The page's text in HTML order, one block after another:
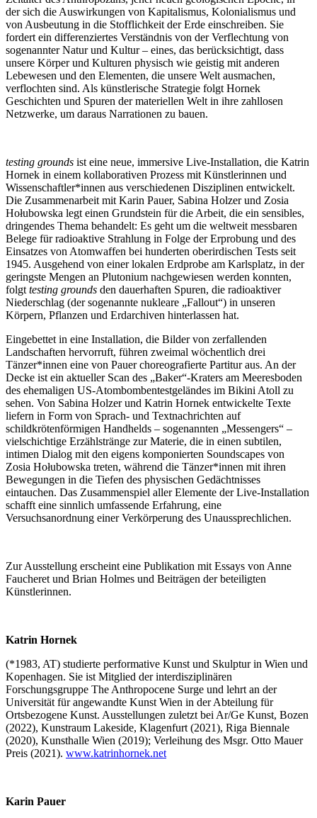
der sich die Auswirkungen von Kapitalismus, Kolonialismus und
von Ausbeutung in die Stofflichkeit der Erde einschreiben. Sie
fordert ein differenziertes Verständnis von der Verflechtung von
sogenannter Natur und Kultur – eines, das berücksichtigt, dass
unsere Körper und Kulturen physisch wie geistig mit anderen
Lebewesen und den Elementen, die unsere Welt ausmachen,
verflochten sind. Als künstlerische Strategie folgt Hornek
Geschichten und Spuren der materiellen Welt in ihre zahllosen
Netzwerke, um daraus Narrationen zu bauen.
testing grounds ist eine neue, immersive Live-Installation, die Katrin
Hornek in einem kollaborativen Prozess mit Künstlerinnen und
Wissenschaftler*innen aus verschiedenen Disziplinen entwickelt.
Die Zusammenarbeit mit Karin Pauer, Sabina Holzer und Zosia
Hołubowska legt einen Grundstein für die Arbeit, die ein sensibles,
dringendes Thema behandelt: Es geht um die weltweit messbaren
Belege für radioaktive Strahlung in Folge der Erprobung und des
Einsatzes von Atomwaffen bei hunderten oberirdischen Tests seit
1945. Ausgehend von einer lokalen Erdprobe am Karlsplatz, in der
geringste Mengen an Plutonium nachgewiesen werden konnten,
folgt testing grounds den dauerhaften Spuren, die radioaktiver
Niederschlag (der sogenannte nukleare „Fallout“) in unseren
Körpern, Pflanzen und Erdarchiven hinterlassen hat.
Eingebettet in eine Installation, die Bilder von zerfallenden
Landschaften hervorruft, führen zweimal wöchentlich drei
Tänzer*innen eine von Pauer choreografierte Partitur aus. An der
Decke ist ein aktueller Scan des „Baker“-Kraters am Meeresboden
des ehemaligen US-Atombombentestgeländes im Bikini Atoll zu
sehen. Von Sabina Holzer und Katrin Hornek entwickelte Texte
liefern in Form von Sprach- und Textnachrichten auf
schildkrötenförmigen Handhelds – sogenannten „Messengers“ –
vielschichtige Erzählstränge zur Materie, die in einen subtilen,
intimen Dialog mit den eigens komponierten Soundscapes von
Zosia Hołubowska treten, während die Tänzer*innen mit ihren
Bewegungen in die Tiefen des physischen Gedächtnisses
eintauchen. Das Zusammenspiel aller Elemente der Live-Installation
schafft eine sinnlich umfassende Erfahrung, eine
Versuchsanordnung einer Verkörperung des Unaussprechlichen.
Zur Ausstellung erscheint eine Publikation mit Essays von Anne
Faucheret und Brian Holmes und Beiträgen der beteiligten
Künstlerinnen.
Katrin Hornek
(*1983, AT) studierte performative Kunst und Skulptur in Wien und
Kopenhagen. Sie ist Mitglied der interdisziplinären
Forschungsgruppe The Anthropocene Surge und lehrt an der
Universität für angewandte Kunst Wien in der Abteilung für
Ortsbezogene Kunst. Ausstellungen zuletzt bei Ar/Ge Kunst, Bozen
(2022), Kunstraum Lakeside, Klagenfurt (2021), Riga Biennale
(2020), Kunsthalle Wien (2019); Verleihung des Msgr. Otto Mauer
Preis (2021). www.katrinhornek.net
Karin Pauer